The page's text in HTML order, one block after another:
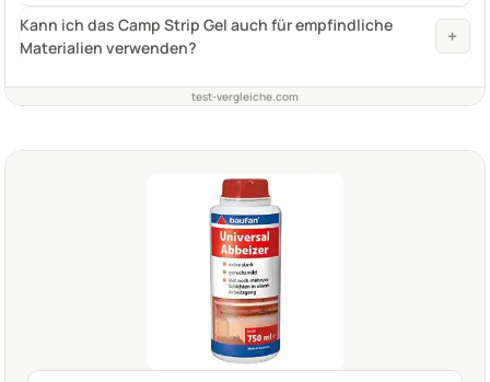
Kann ich das Camp Strip Gel auch für empfindliche
Materialien verwenden?
+
test-vergleiche.com